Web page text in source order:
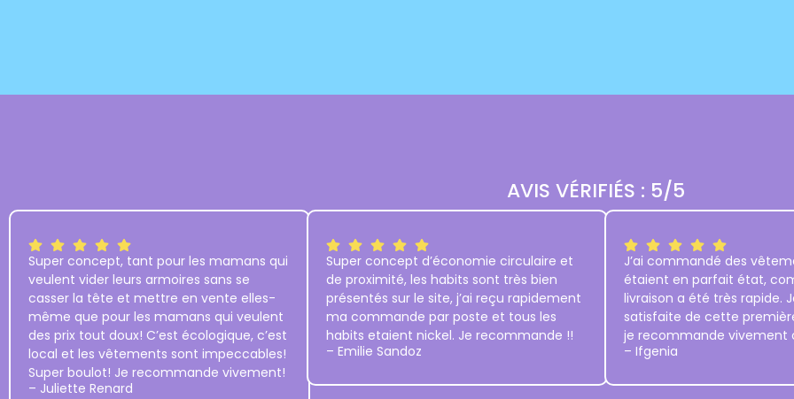
AVIS VÉRIFIÉS : 5/5
Super concept, tant pour les mamans qui
veulent vider leurs armoires sans se
casser la tête et mettre en vente elles-
même que pour les mamans qui veulent
des prix tout doux! C’est écologique, c’est
local et les vêtements sont impeccables!
Super boulot! Je recommande vivement!
– Juliette Renard
Super concept d’économie circulaire et
de proximité, les habits sont très bien
présentés sur le site, j’ai reçu rapidement
ma commande par poste et tous les
habits etaient nickel. Je recommande !!
– Emilie Sandoz
J’ai commandé des
étaient en parfait état,
livraison a été très rapide.
satisfaite de cette
je recommande vivement
– Ifgenia